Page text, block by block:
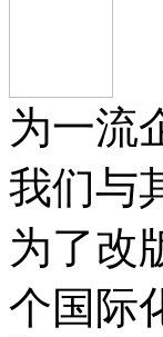
为一流
我们与
为了改
个国